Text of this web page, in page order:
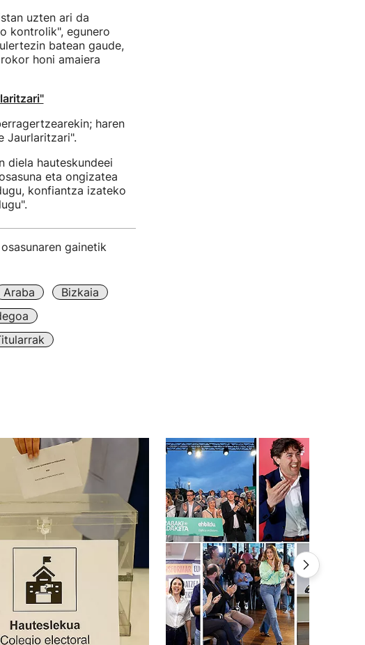
uzten ari da
kontrolik", egunero
batean gaude,
honi amaiera
haren
Jaurlaritzari".
diela hauteskundeei
eta ongizatea
konfiantza izateko
gainetik
Araba
Bizkaia